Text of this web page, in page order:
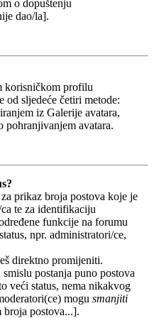
o dopuštenju
dao/la].
korisničkom profilu
od sljedeće četiri metode:
iz Galerije avatara,
pohranjivanjem avatara.
prikaz broja postova koje je
te za identifikaciju
funkcije na forumu
npr. administratori/ce,
direktno promijeniti.
postanja puno postova
veći status, nema nikakvog
mogu smanjiti
broja postova...].